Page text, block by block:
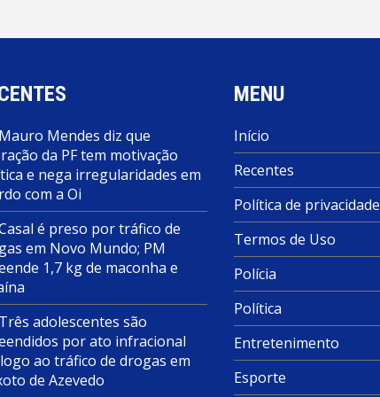
Mauro Mendes diz que
da PF tem motivação
e nega irregularidades em
com a Oi
é preso por tráfico de
em Novo Mundo; PM
1,7 kg de maconha e
Três adolescentes são
por ato infracional
ao tráfico de drogas em
de Azevedo
MENU
Início
Recentes
Política de privacidade
Termos de Uso
Polícia
Política
Entretenimento
Esporte